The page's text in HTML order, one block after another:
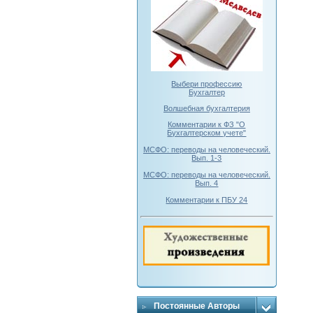
Выбери профессию
Бухгалтер
Волшебная бухгалтерия
Комментарии к ФЗ "О
Бухгалтерском учете"
МСФО: переводы на человеческий.
Вып. 1-3
МСФО: переводы на человеческий.
Вып. 4
Комментарии к ПБУ 24
Постоянные Авторы